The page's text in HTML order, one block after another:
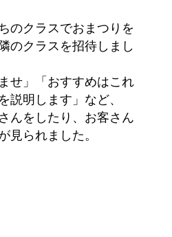
のクラスでおまつりを
のクラスを招待しまし
せ」「おすすめはこれ
説明します」など、
んをしたり、お客さん
見られました。